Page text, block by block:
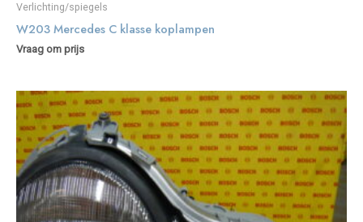
Verlichting/spiegels
W203 Mercedes C klasse koplampen
Vraag om prijs